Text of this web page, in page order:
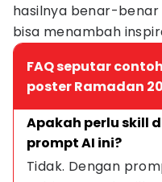
hasilnya benar-benar
bisa menambah
FAQ seputar
poster Ramadan
Apakah perlu skill
prompt AI ini?
Tidak. Dengan